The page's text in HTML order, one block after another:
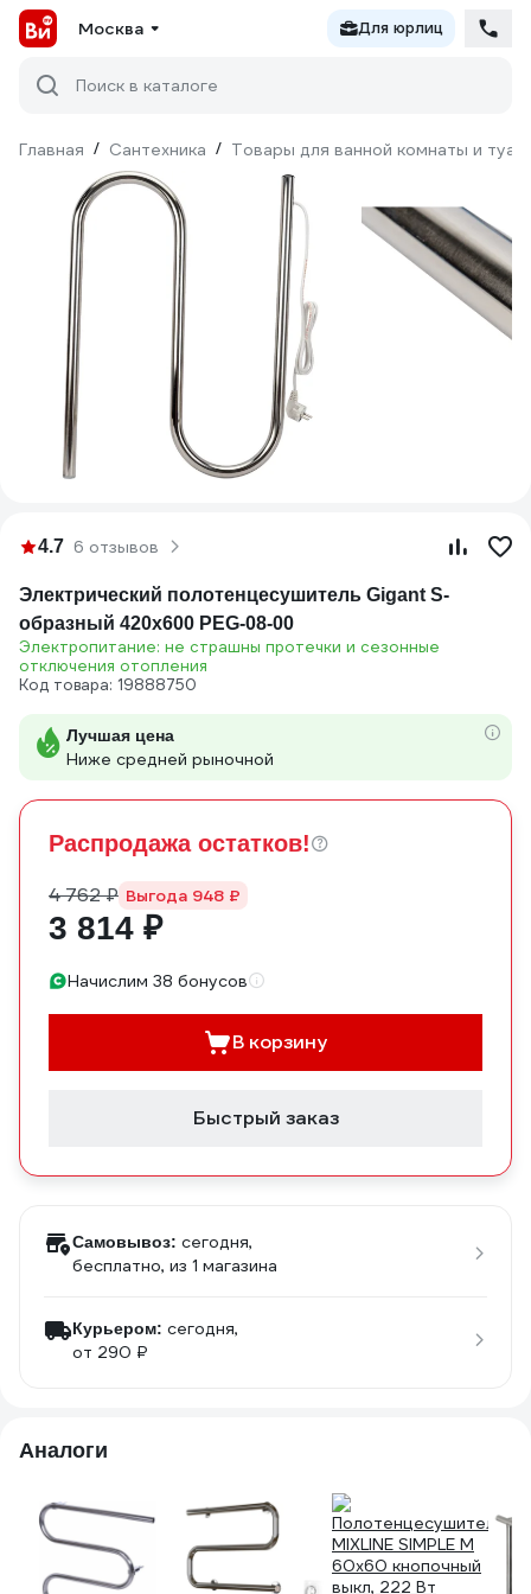
Москва Для юрлиц
Поиск в каталоге
Главная / Сантехника / Товары для ванной комнаты и
4.7 6 отзывов
Электрический полотенцесушитель Gigant S-
образный 420x600 PEG-08-00
Электропитание: не страшны протечки и сезонные
отключения отопления
Код товара: 19888750
Лучшая цена
Ниже средней рыночной
Распродажа остатков!
4 762 ₽ Выгода 948 ₽
3 814 ₽
Начислим 38 бонусов
В корзину
Быстрый заказ
Самовывоз: сегодня,
бесплатно, из 1 магазина
Курьером: сегодня,
от 290 ₽
Аналоги